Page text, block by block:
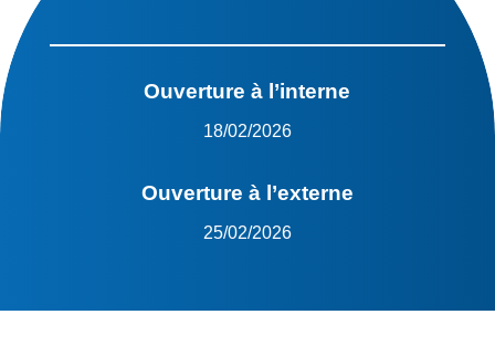
Ouverture à l’interne
18/02/2026
Ouverture à l’externe
25/02/2026